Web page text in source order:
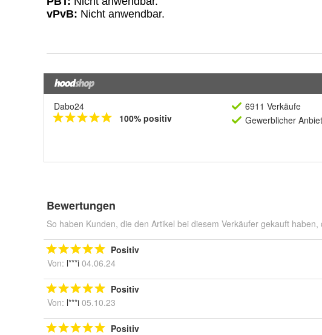
Dabo24
100% positiv
6911 Verkäufe
Gewerblicher
Bewertungen
So haben Kunden, die den Artikel bei diesem Verkäufer gekauft haben,
Positiv
Von: l***i 04.06.24
Positiv
Von: l***i 05.10.23
Positiv